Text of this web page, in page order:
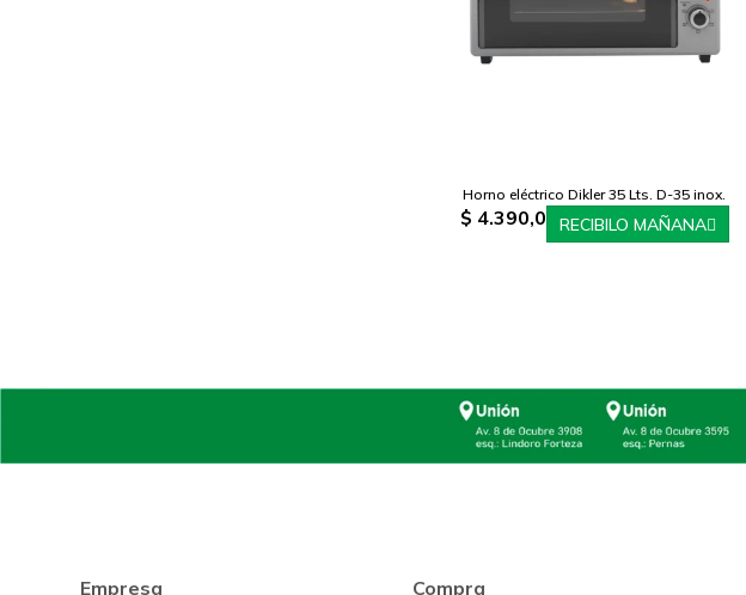
Horno eléctrico Dikler 35 Lts. D-35 inox.
$ 4.390,0 RECIBILO MAÑANA
Empresa Compra